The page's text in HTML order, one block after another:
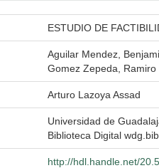
ESTUDIO DE
Aguilar Mendez,
Gomez Zepeda, Ramiro
Arturo Lazoya Assad
Universidad de
Biblioteca Digital
http://hdl.handle.net/